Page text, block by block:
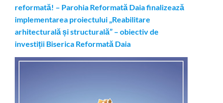
reformată! – Parohia Reformată Daia finalizează
implementarea proiectului „Reabilitare
arhitecturală și structurală” – obiectiv de
investiții Biserica Reformată Daia